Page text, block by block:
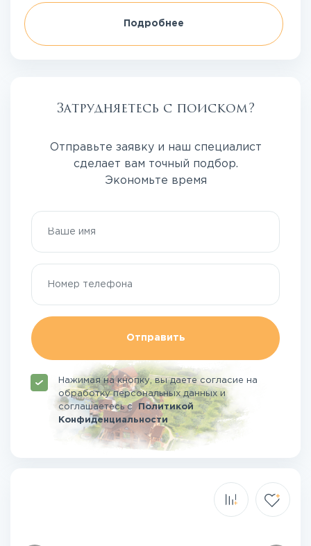
Подробнее
Затрудняетесь с поиском?
Отправьте заявку и наш специалист
сделает вам точный подбор.
Экономьте время
Отправить
Нажимая на кнопку, вы даете согласие на
обработку персональных данных и
соглашаетесьсПолитикой
Конфиденциальности